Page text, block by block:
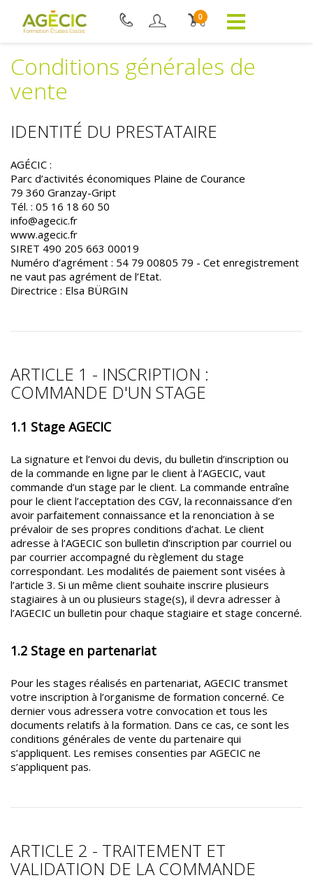
0
Conditions générales de
vente
IDENTITÉ DU PRESTATAIRE
AGÉCIC :
Parc d’activités économiques Plaine de Courance
79 360 Granzay-Gript
Tél. : 05 16 18 60 50
info@agecic.fr
www.agecic.fr
SIRET 490 205 663 00019
Numéro d’agrément : 54 79 00805 79 - Cet enregistrement
ne vaut pas agrément de l’Etat.
Directrice : Elsa BÜRGIN
ARTICLE 1 - INSCRIPTION :
COMMANDE D'UN STAGE
1.1 Stage AGECIC
La signature et l’envoi du devis, du bulletin d’inscription ou
de la commande en ligne par le client à l’AGECIC, vaut
commande d’un stage par le client. La commande entraîne
pour le client l’acceptation des CGV, la reconnaissance d’en
avoir parfaitement connaissance et la renonciation à se
prévaloir de ses propres conditions d’achat. Le client
adresse à l’AGECIC son bulletin d’inscription par courriel ou
par courrier accompagné du règlement du stage
correspondant. Les modalités de paiement sont visées à
l’article 3. Si un même client souhaite inscrire plusieurs
stagiaires à un ou plusieurs stage(s), il devra adresser à
l’AGECIC un bulletin pour chaque stagiaire et stage concerné.
1.2 Stage en partenariat
Pour les stages réalisés en partenariat, AGECIC transmet
votre inscription à l’organisme de formation concerné. Ce
dernier vous adressera votre convocation et tous les
documents relatifs à la formation. Dans ce cas, ce sont les
conditions générales de vente du partenaire qui
s’appliquent. Les remises consenties par AGECIC ne
s’appliquent pas.
ARTICLE 2 - TRAITEMENT ET
VALIDATION DE LA COMMANDE